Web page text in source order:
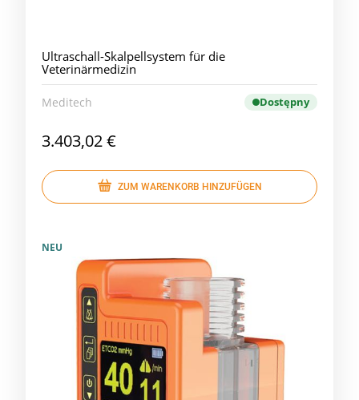
Ultraschall-Skalpellsystem für die
Veterinärmedizin
Meditech Dostępny
3.403,02 €
ZUM WARENKORB HINZUFÜGEN
NEU